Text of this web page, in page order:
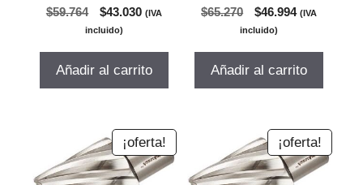
0
d
$59.764
El
precio
era:
$43.030El
es:
(IVA
incluido)
Añadir al carrito
0
d
$65.270
El
precio
era:
$46.994El
es:
(IVA
incluido)
Añadir al carrito
¡oferta! ¡oferta!